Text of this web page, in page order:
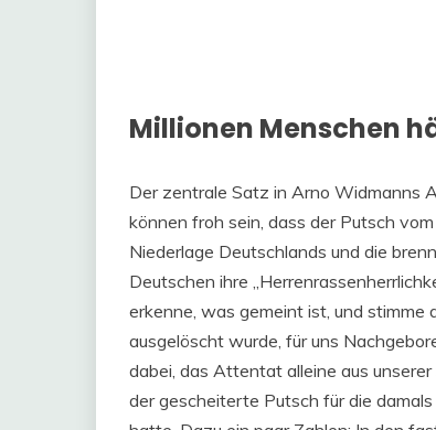
Millionen Menschen
Der zentrale Satz in Arno Widmanns
können froh sein, dass der Putsch
Niederlage Deutschlands und die
Deutschen ihre
erkenne, was gemeint ist, und
ausgelöscht wurde, für uns
dabei, das Attentat alleine aus
der gescheiterte Putsch für die